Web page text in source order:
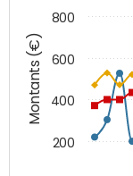
Montants (€)
200
400
600
800